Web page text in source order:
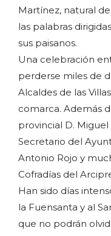
Martínez, natural
las palabras
sus paisanos.
Una celebración
perderse miles de
Alcaldes de las
comarca. Además
provincial D.
Secretario del
Antonio Rojo y
Cofradías del
Han sido días
la Fuensanta y al
que no podrán